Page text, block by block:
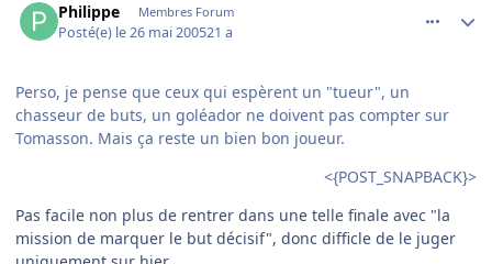
Philippe Membres Forum
Posté(e) le 26 mai 200521 a
Perso, je pense que ceux qui espèrent un "tueur", un
chasseur de buts, un goléador ne doivent pas compter sur
Tomasson. Mais ça reste un bien bon joueur.
<{POST_SNAPBACK}>
Pas facile non plus de rentrer dans une telle finale avec "la
mission de marquer le but décisif", donc difficle de le juger